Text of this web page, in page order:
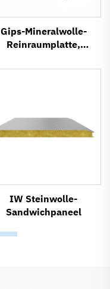
Gips-Mineralwolle-
Reinraumplatte,
Sandwichplatte
IW Steinwolle-
Sandwichpaneel